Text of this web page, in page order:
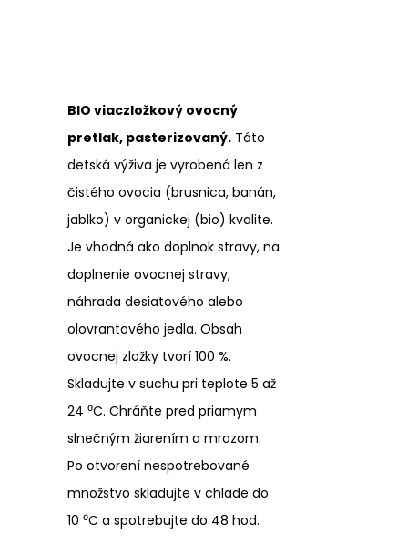
BIO viaczložkový ovocný
pretlak, pasterizovaný. Táto
detská výživa je vyrobená len z
čistého ovocia (brusnica, banán,
jablko) v organickej (bio) kvalite.
Je vhodná ako doplnok stravy, na
doplnenie ovocnej stravy,
náhrada desiatového alebo
olovrantového jedla. Obsah
ovocnej zložky tvorí 100 %.
Skladujte v suchu pri teplote 5 až
24 ⁰C. Chráňte pred priamym
slnečným žiarením a mrazom.
Po otvorení nespotrebované
množstvo skladujte v chlade do
10 ⁰C a spotrebujte do 48 hod.